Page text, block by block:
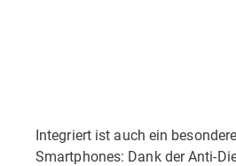
Integriert ist auch ein
Smartphones: Dank der Anti-